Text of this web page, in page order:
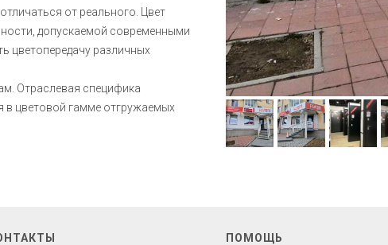
от реального. Цвет
допускаемой современными
цветопередачу различных
Отраслевая специфика
в цветовой гамме отгружаемых
ПОМОЩЬ